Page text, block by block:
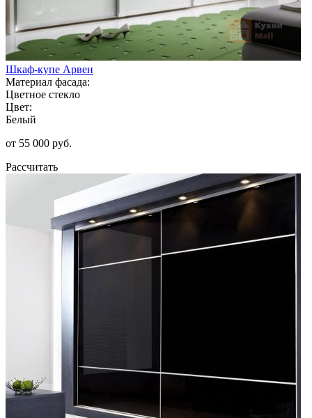
Шкаф-купе Арвен
Материал фасада:
Цветное стекло
Цвет:
Белый
от 55 000 руб.
Рассчитать